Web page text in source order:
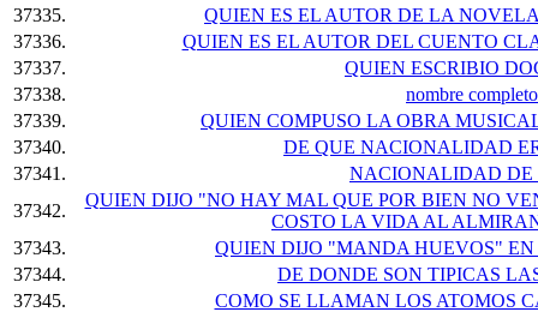
37335.
QUIEN ES EL AUTOR DE LA
37336.
QUIEN ES EL AUTOR DEL CUENTO
37337.
QUIEN ESCRIBIO
37338.
nombre
37339.
QUIEN COMPUSO LA OBRA
37340.
DE QUE NACIONALIDAD
37341.
NACIONALIDAD DE
37342.
QUIEN DIJO "NO HAY MAL QUE POR BIEN NO
COSTO LA VIDA AL
37343.
QUIEN DIJO "MANDA HUEVOS" EN
37344.
DE DONDE SON TIPICAS
37345.
COMO SE LLAMAN LOS ATOMOS